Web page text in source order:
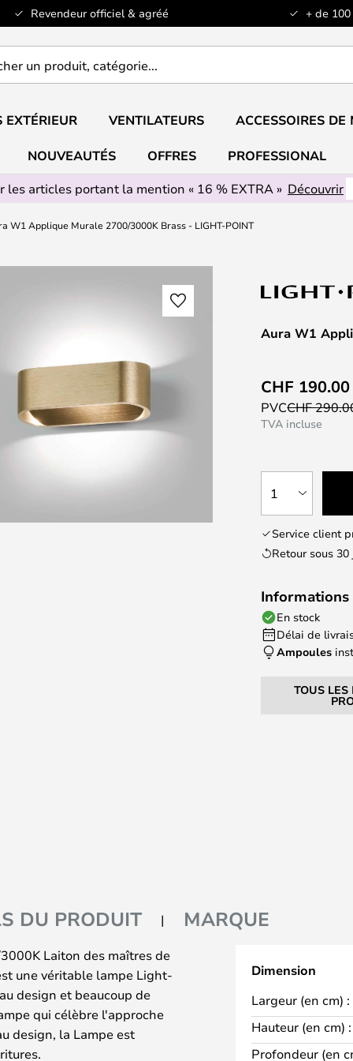
Revendeur officiel & agréé + de
EXTÉRIEUR VENTILATEURS ACCESSOIRES DE
NOUVEAUTÉS OFFRES
PROFESSIONAL
les articles portant la mention « 16 % EXTRA » Découvrir
W1 Applique Murale 2700/3000K Brass - LIGHT-POINT
Aura W1
CHF 190.00
PVCCHF
TVA incluse
1
Service client
Retour sous 30
En stock
Délai de
Ampoules
TOUS
DU PRODUIT MARQUE
Laiton des maîtres de
une véritable lampe Light-
design et beaucoup de
qui célèbre l'approche
design, la Lampe est
Dimension
Largeur (en cm) :
Hauteur (en cm) :
Profondeur (en